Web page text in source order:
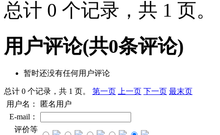
总计 0 个记录，共 1 页。
用户评论(共0条评论)
暂时还没有任何用户评论
总计 0 个记录，共 1 页。 第一页 上一页 下一页 最末页
用户名：
匿名用户
E-mail：
评价等